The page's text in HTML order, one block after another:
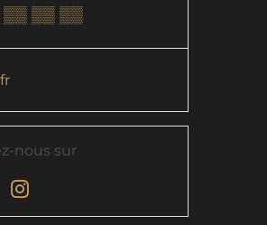
▒▒ ▒▒ ▒▒
nous sur